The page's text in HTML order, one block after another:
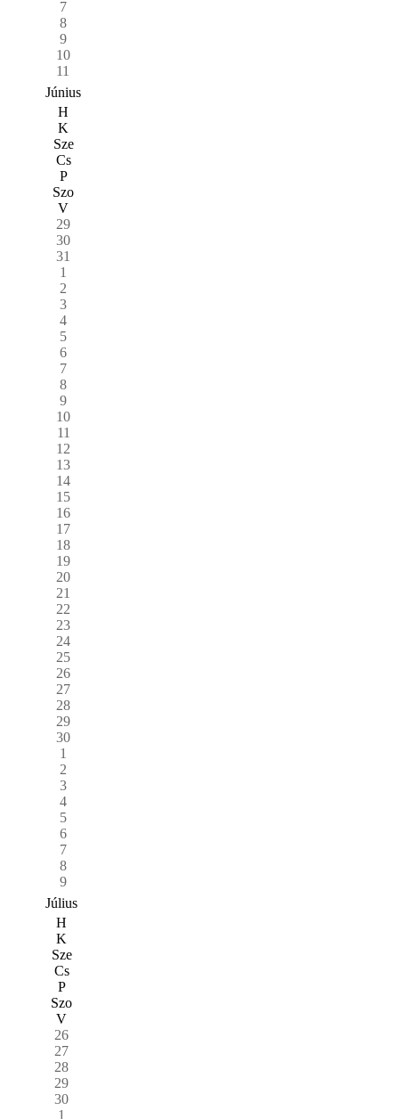
7
8
9
10
11
Június
H
K
Sze
Cs
P
Szo
V
29
30
31
1
2
3
4
5
6
7
8
9
10
11
12
13
14
15
16
17
18
19
20
21
22
23
24
25
26
27
28
29
30
1
2
3
4
5
6
7
8
9
Július
H
K
Sze
Cs
P
Szo
V
26
27
28
29
30
1